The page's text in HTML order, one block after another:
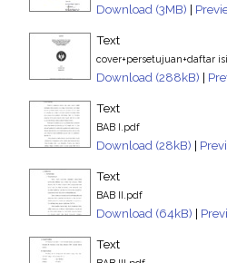
Download (3MB) |
Text
cover+persetujuan+daftar
Download (288kB) |
Text
BAB I.pdf
Download (28kB) |
Text
BAB II.pdf
Download (64kB) |
Text